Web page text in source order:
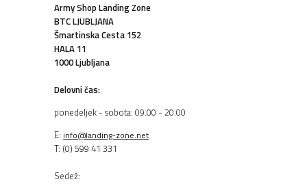
Army Shop Landing Zone
BTC LJUBLJANA
Šmartinska Cesta 152
HALA 11
1000 Ljubljana
Delovni čas:
ponedeljek - sobota: 09.00 - 20.00
E: info@landing-zone.net
T: (0) 599 41 331
Sedež: